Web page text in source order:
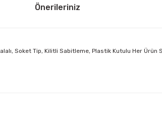
Önerileriniz
Soket Tip, Kilitli Sabitleme, Plastik Kutulu Her Ürün